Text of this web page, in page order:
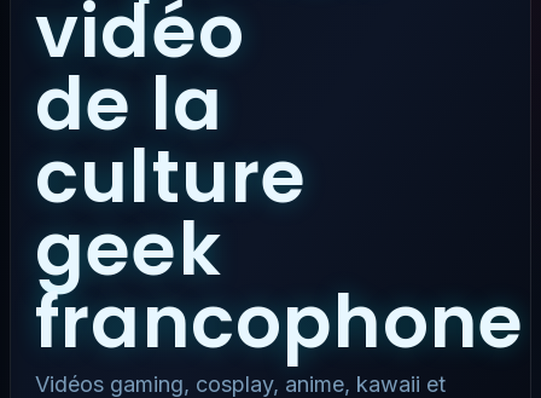
vidéo
de la
culture
geek
francophone
Vidéos gaming, cosplay, anime, kawaii et